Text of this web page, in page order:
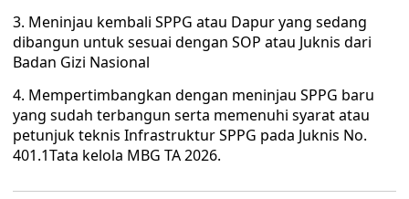
3. ⁠Meninjau kembali SPPG atau Dapur yang sedang
dibangun untuk sesuai dengan SOP atau Juknis dari
Badan Gizi Nasional
4. ⁠Mempertimbangkan dengan meninjau SPPG baru
yang sudah terbangun serta memenuhi syarat atau
petunjuk teknis Infrastruktur SPPG pada Juknis No.
401.1Tata kelola MBG TA 2026.